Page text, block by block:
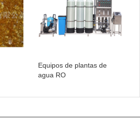
Equipos de plantas de
agua RO